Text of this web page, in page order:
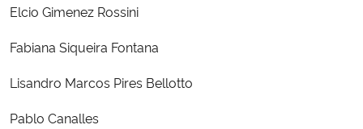
Ministério do Meio Ambiente
Ministério do Turismo
Elcio Gimenez Rossini
Fabiana Siqueira Fontana
Lisandro Marcos Pires Bellotto
Pablo Canalles